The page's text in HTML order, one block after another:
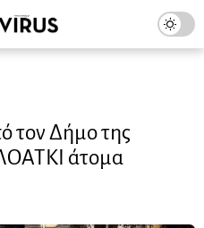
τον Δήμο της
άτομα